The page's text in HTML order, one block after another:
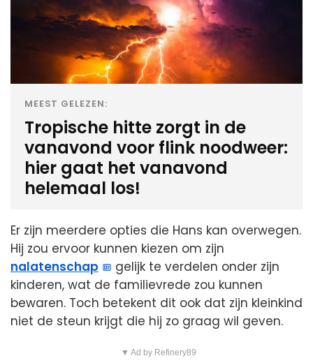
MEEST GELEZEN:
Tropische hitte zorgt in de
vanavond voor flink noodweer:
hier gaat het vanavond
helemaal los!
Er zijn meerdere opties die Hans kan overwegen.
Hij zou ervoor kunnen kiezen om zijn
nalatenschap
gelijk te verdelen onder zijn
kinderen, wat de familievrede zou kunnen
bewaren. Toch betekent dit ook dat zijn kleinkind
niet de steun krijgt die hij zo graag wil geven.
▼ Ad by Refinery89